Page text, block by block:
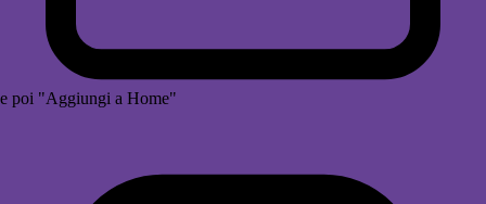
e poi "Aggiungi a Home"